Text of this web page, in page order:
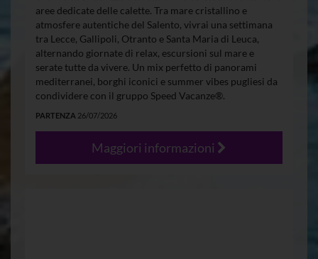
aree dedicate delle calette. Tra mare cristallino e
atmosfere autentiche del Salento, vivrai una settimana
tra Lecce, Gallipoli, Otranto e Santa Maria di Leuca,
alternando giornate di relax, escursioni sul mare e
serate tutte da vivere. Un mix perfetto di panorami
mediterranei, borghi iconici e summer vibes pugliesi da
condividere con il gruppo Speed Vacanze®.
PARTENZA 26/07/2026
Maggiori informazioni